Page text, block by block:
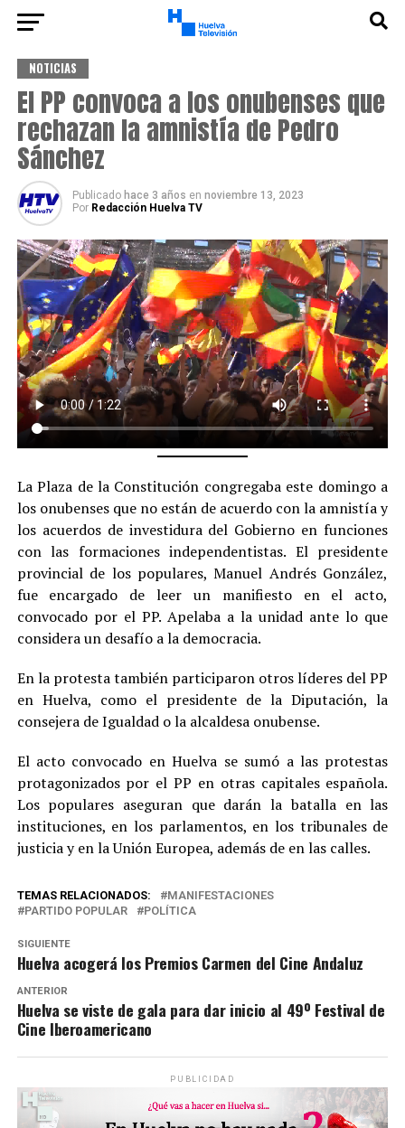
NOTICIAS
El PP convoca a los onubenses que
rechazan la amnistía de Pedro
Sánchez
Publicado hace 3 años en noviembre 13, 2023
Por Redacción Huelva TV
La Plaza de la Constitución congregaba este domingo a
los onubenses que no están de acuerdo con la amnistía y
los acuerdos de investidura del Gobierno en funciones
con las formaciones independentistas. El presidente
provincial de los populares, Manuel Andrés González,
fue encargado de leer un manifiesto en el acto,
convocado por el PP. Apelaba a la unidad ante lo que
considera un desafío a la democracia.
En la protesta también participaron otros líderes del PP
en Huelva, como el presidente de la Diputación, la
consejera de Igualdad o la alcaldesa onubense.
El acto convocado en Huelva se sumó a las protestas
protagonizados por el PP en otras capitales española.
Los populares aseguran que darán la batalla en las
instituciones, en los parlamentos, en los tribunales de
justicia y en la Unión Europea, además de en las calles.
TEMAS RELACIONADOS:
MANIFESTACIONES
PARTIDO POPULAR
POLÍTICA
SIGUIENTE
Huelva acogerá los Premios Carmen del Cine Andaluz
ANTERIOR
Huelva se viste de gala para dar inicio al 49º Festival de
Cine Iberoamericano
PUBLICIDAD